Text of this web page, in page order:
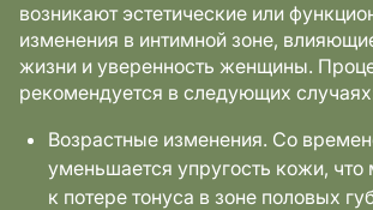
возникают эстетические или
изменения в интимной зоне,
жизни и уверенность женщины.
рекомендуется в следующих
Возрастные изменения. Со
уменьшается упругость кожи, что
к потере тонуса в зоне половых